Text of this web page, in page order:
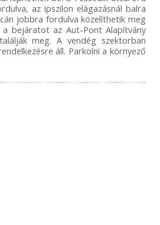
az ipszilon elágazásnál balra
jobbra fordulva közelíthetik meg
bejáratot az Aut-Pont Alapítvány
meg. A vendég szektorban
áll. Parkolni a környező